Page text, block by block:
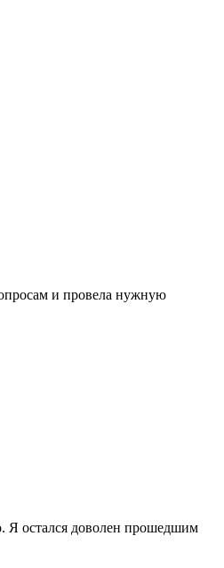
и провела нужную
Я остался доволен прошедшим